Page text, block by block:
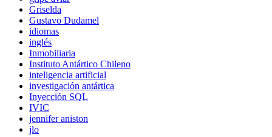
Griselda
Gustavo Dudamel
idiomas
inglés
Inmobiliaria
Instituto Antártico Chileno
inteligencia artificial
investigación antártica
Inyección SQL
IVIC
jennifer aniston
jlo